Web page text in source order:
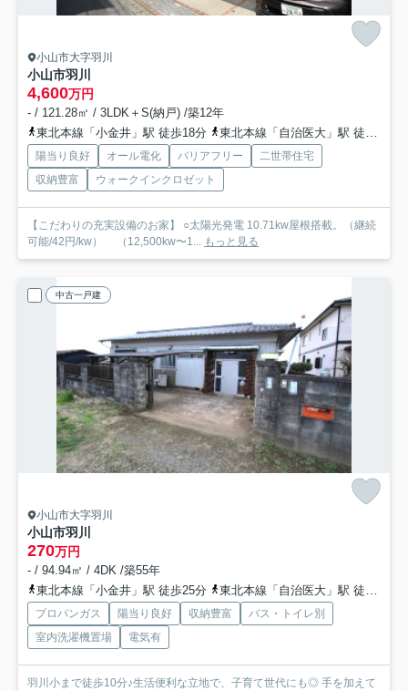
小山市大字羽川
小山市羽川
4,600万円
- / 121.28㎡ / 3LDK＋S(納戸) /築12年
東北本線「小金井」駅 徒歩18分
東北本線「自治医大」駅 徒歩50分
陽当り良好 オール電化 バリアフリー
二世帯住宅
収納豊富
ウォークインクロゼット
【こだわりの充実設備のお家】 ○太陽光発電 10.71kw屋根搭載。（継続
可能/42円/kw） （12,500kw〜1... もっと見る
中古一戸建
小山市大字羽川
小山市羽川
270万円
- / 94.94㎡ / 4DK /築55年
東北本線「小金井」駅 徒歩25分
東北本線「自治医大」駅 徒歩64分
プロパンガス 陽当り良好 収納豊富
バス・トイレ別
室内洗濯機置場
電気有
羽川小まで徒歩10分♪生活便利な立地で、子育て世代にも◎ 手を加えて